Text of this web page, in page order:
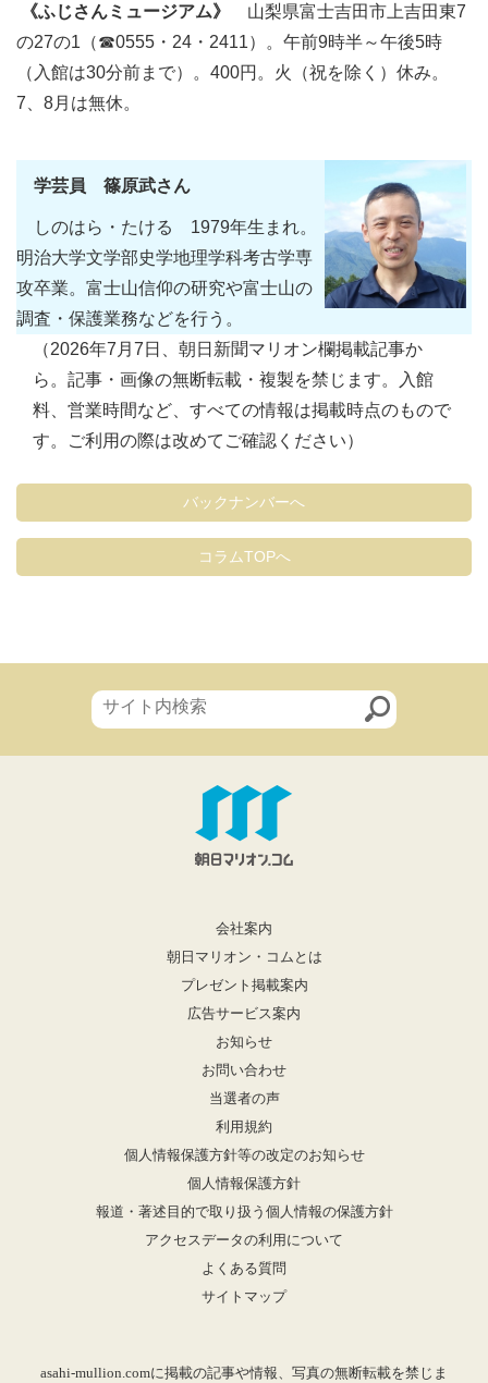
《ふじさんミュージアム》 山梨県富士吉田市上吉田東7
の27の1（☎0555・24・2411）。午前9時半～午後5時
（入館は30分前まで）。400円。火（祝を除く）休み。
7、8月は無休。
学芸員 篠原武さん
しのはら・たける 1979年生まれ。
明治大学文学部史学地理学科考古学専
攻卒業。富士山信仰の研究や富士山の
調査・保護業務などを行う。
（2026年7月7日、朝日新聞マリオン欄掲載記事か
ら。記事・画像の無断転載・複製を禁じます。入館
料、営業時間など、すべての情報は掲載時点のもので
す。ご利用の際は改めてご確認ください）
バックナンバーへ
コラムTOPへ
会社案内
朝日マリオン・コムとは
プレゼント掲載案内
広告サービス案内
お知らせ
お問い合わせ
当選者の声
利用規約
個人情報保護方針等の改定のお知らせ
個人情報保護方針
報道・著述目的で取り扱う個人情報の保護方針
アクセスデータの利用について
よくある質問
サイトマップ
asahi-mullion.comに掲載の記事や情報、写真の無断転載を禁じま